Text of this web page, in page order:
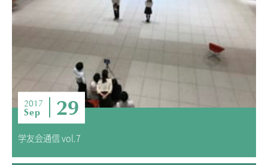
2017
Sep 29
学友会通信 vol.7